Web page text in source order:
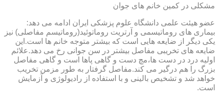
مشکلی در کمین خانم های جوان
عضو هیئت علمی دانشگاه علوم پزشکی ایران ادامه می دهد:
بیماری های روماتیسمی و آرتریت روماتوئید(روماتیسم مفاصلی) نیز
یکی دیگر از ضایعه هایی است که بیشتر متوجه خانم ها است.این
ضایعه های تخریبی مفاصل بیشتر در سن جوانی رخ می دهد.علائم
اولیه درد در دست ها،مچ دست و گاهی پاها است و گاهی مفاصل
بزرگ را هم درگیر می کند.مفاصل گرفتار به طور مزمن تخریب
خواهد شد و تشخیص بالینی و با استفاده از رادیولوژی و آزمایش
است.